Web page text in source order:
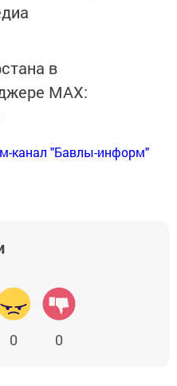
в
MАХ:
канал "Бавлы-информ"
0 0